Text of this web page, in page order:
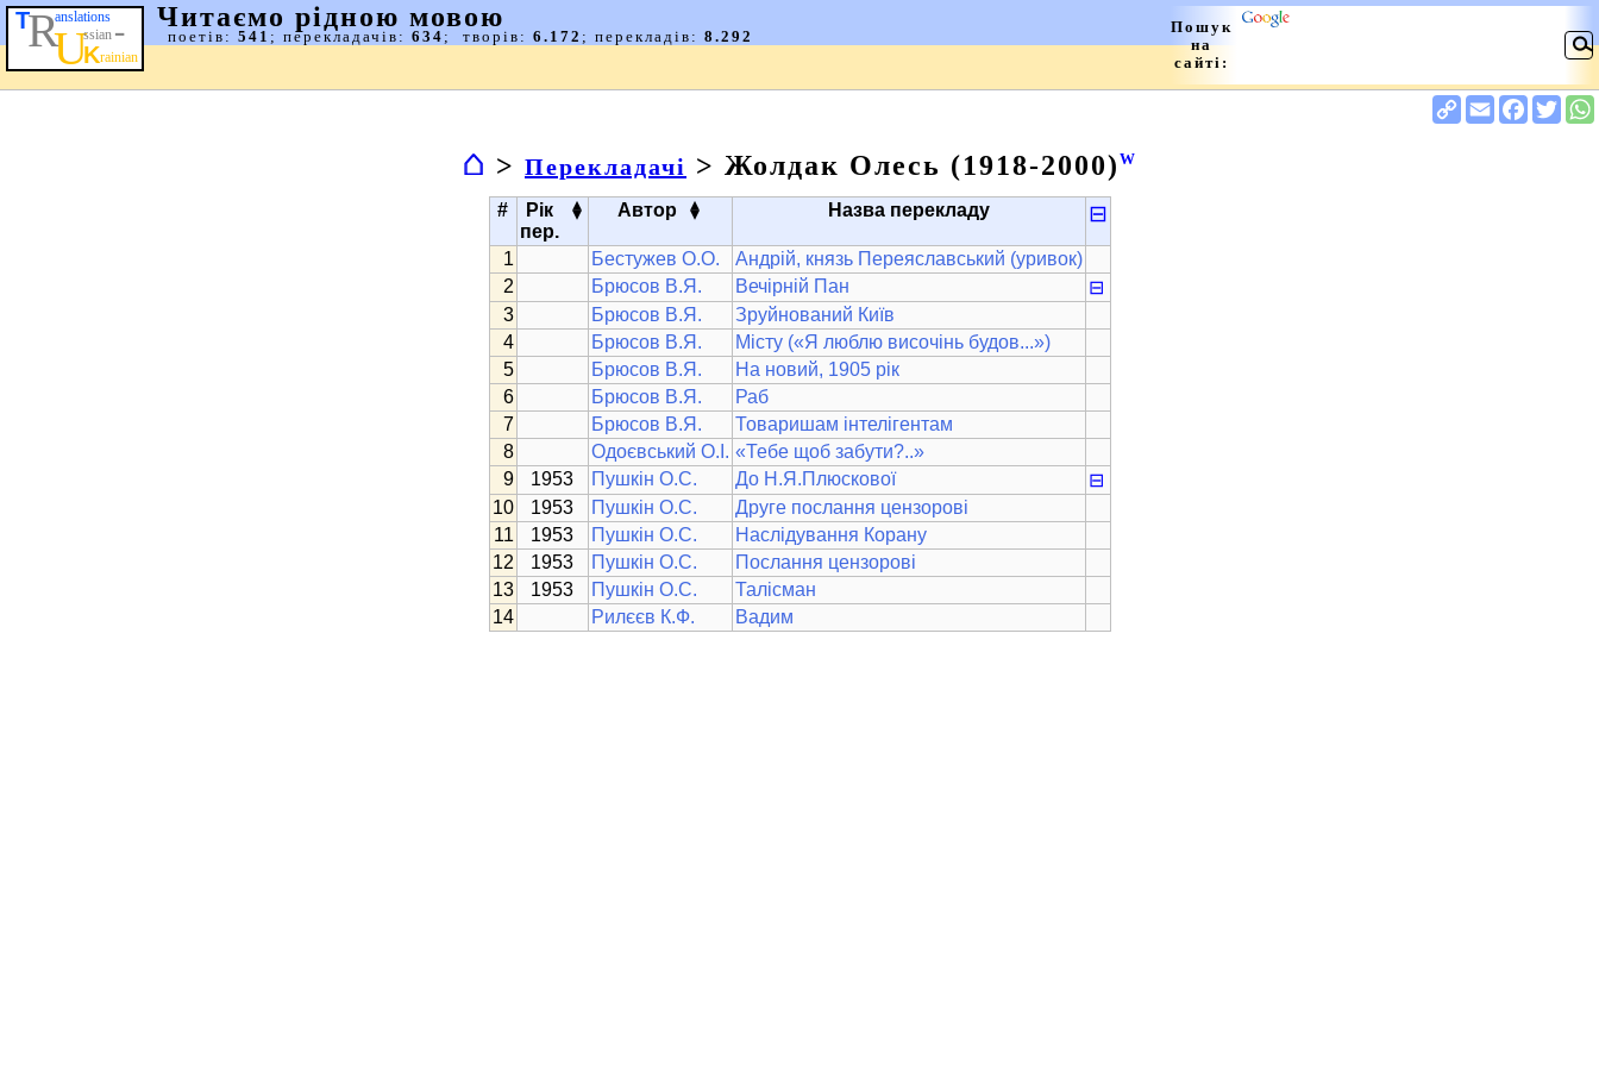
⌂ > Перекладачі > Жолдак Олесь (1918-2000) W
#
Рік
пер.
▴
▾ Автор ▴
▾ Назва перекладу ⊟
Бестужев О.О.
Андрій, князь Переяславський (уривок)
Брюсов В.Я.
Вечірній Пан
⊟
Брюсов В.Я.
Зруйнований Київ
Брюсов В.Я.
Місту («Я люблю височінь будов...»)
Брюсов В.Я.
На новий, 1905 рік
Брюсов В.Я.
Раб
Брюсов В.Я.
Товаришам інтелігентам
Одоєвський О.І. «Тебе щоб забути?..»
1953
Пушкін О.С. До Н.Я.Плюскової
⊟
1953
Пушкін О.С.
Друге послання цензорові
1953
Пушкін О.С.
Наслідування Корану
1953
Пушкін О.С.
Послання цензорові
1953
Пушкін О.С.
Талісман
Рилєєв К.Ф.
Вадим